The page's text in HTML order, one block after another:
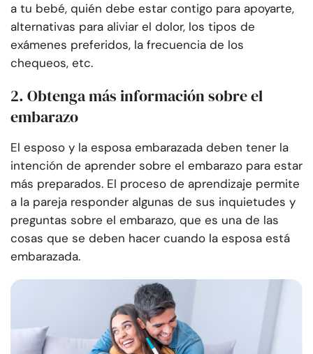
a tu bebé, quién debe estar contigo para apoyarte,
alternativas para aliviar el dolor, los tipos de
exámenes preferidos, la frecuencia de los
chequeos, etc.
2. Obtenga más información sobre el
embarazo
El esposo y la esposa embarazada deben tener la
intención de aprender sobre el embarazo para estar
más preparados. El proceso de aprendizaje permite
a la pareja responder algunas de sus inquietudes y
preguntas sobre el embarazo, que es una de las
cosas que se deben hacer cuando la esposa está
embarazada.